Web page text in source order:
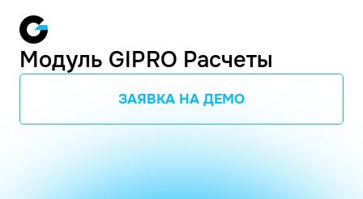
Модуль GIPRO Расчеты
ЗАЯВКА НА ДЕМО